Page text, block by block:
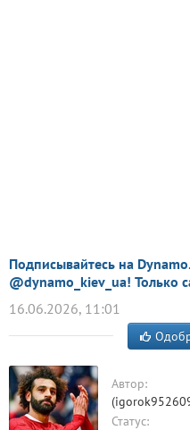
Подписывайтесь на
@dynamo_kiev_ua! Только
16.06.2026, 11:01
Автор:
Статус: